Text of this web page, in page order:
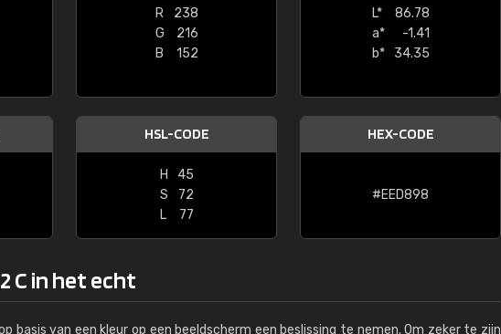
R
238
G
216
B
152
L*
86.78
a*
-1.41
b*
34.35
HSL-CODE
H
45
S
72
L
77
HEX-CODE
#EED898
C in het echt
basis van een kleur op een beeldscherm een beslissing te nemen. Om zeker te zijn